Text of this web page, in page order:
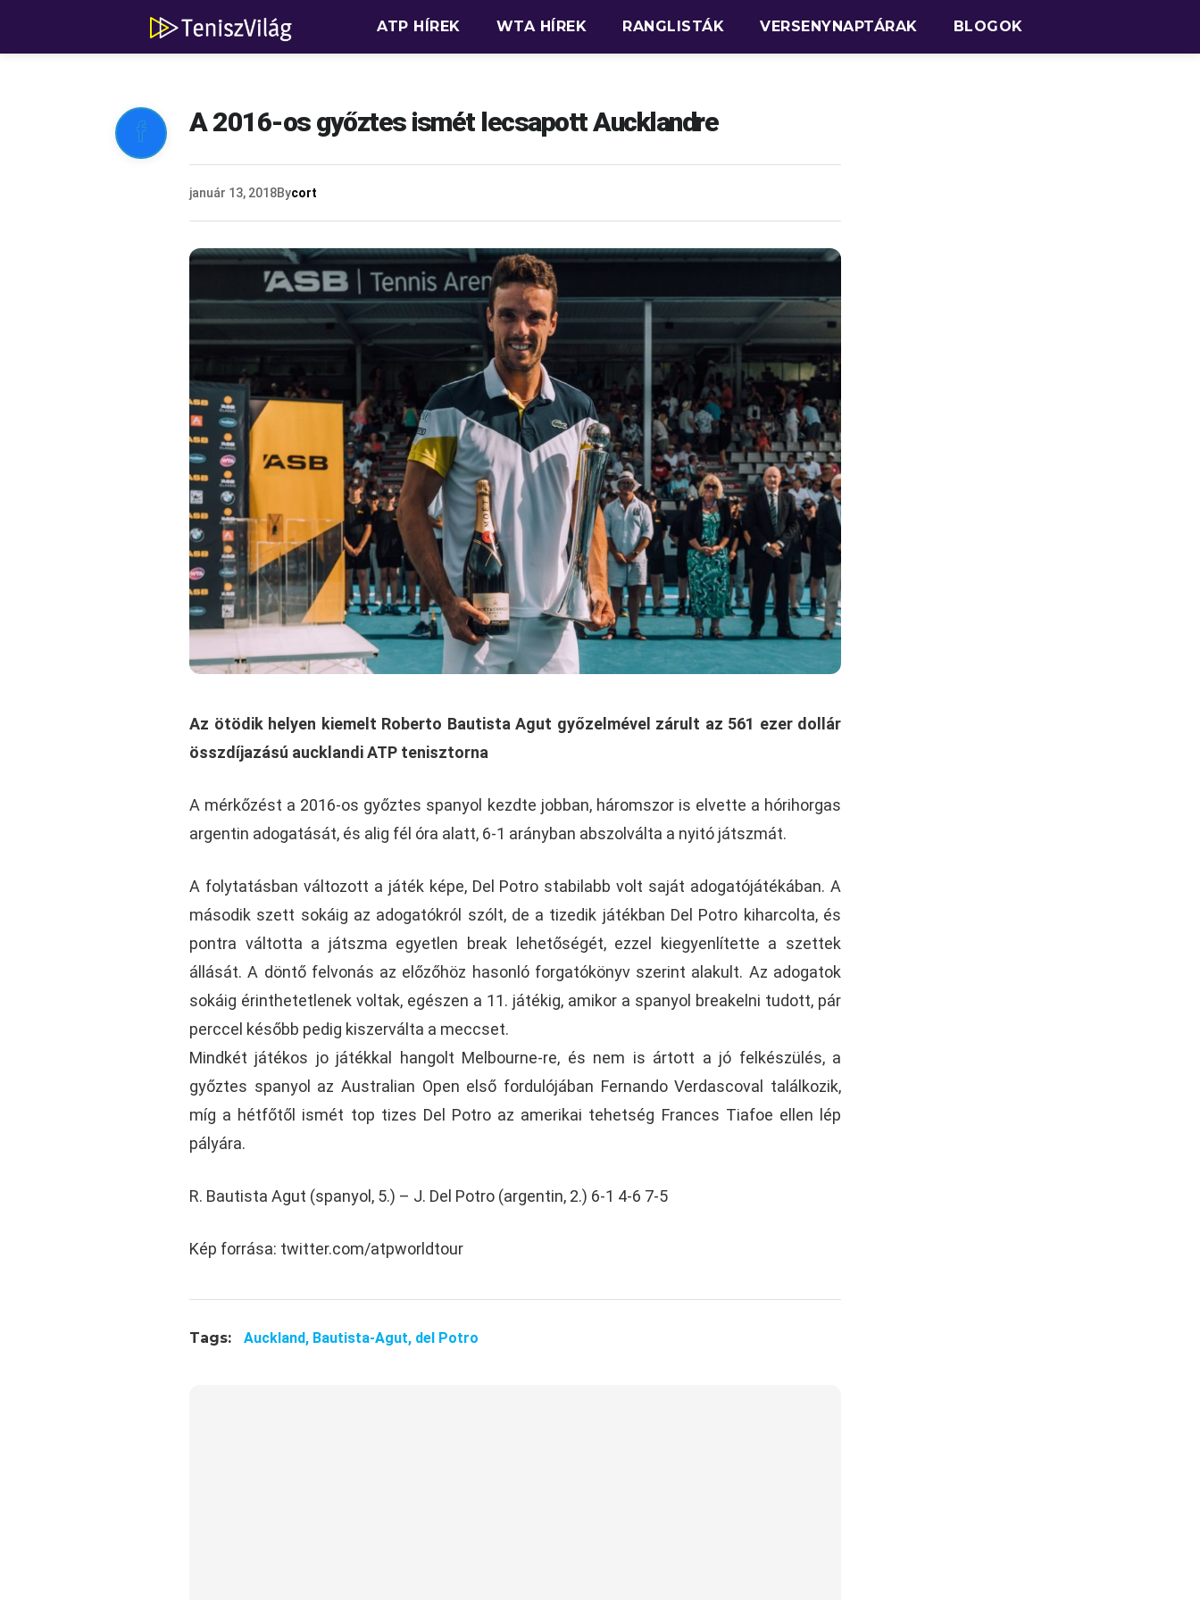
ATP HÍREK WTA HÍREK RANGLISTÁK VERSENYNAPTÁRAK BLOGOK
 A 2016-os győztes ismét lecsapott Aucklandre
január 13, 2018Bycort
Az ötödik helyen kiemelt Roberto Bautista Agut győzelmével zárult az 561 ezer dollár
összdíjazású aucklandi ATP tenisztorna
A mérkőzést a 2016-os győztes spanyol kezdte jobban, háromszor is elvette a hórihorgas
argentin adogatását, és alig fél óra alatt, 6-1 arányban abszolválta a nyitó játszmát.
A folytatásban változott a játék képe, Del Potro stabilabb volt saját adogatójátékában. A
második szett sokáig az adogatókról szólt, de a tizedik játékban Del Potro kiharcolta, és
pontra váltotta a játszma egyetlen break lehetőségét, ezzel kiegyenlítette a szettek
állását. A döntő felvonás az előzőhöz hasonló forgatókönyv szerint alakult. Az adogatok
sokáig érinthetetlenek voltak, egészen a 11. játékig, amikor a spanyol breakelni tudott, pár
perccel később pedig kiszerválta a meccset.
Mindkét játékos jo játékkal hangolt Melbourne-re, és nem is ártott a jó felkészülés, a
győztes spanyol az Australian Open első fordulójában Fernando Verdascoval találkozik,
míg a hétfőtől ismét top tizes Del Potro az amerikai tehetség Frances Tiafoe ellen lép
pályára.
R. Bautista Agut (spanyol, 5.) – J. Del Potro (argentin, 2.) 6-1 4-6 7-5
Kép forrása: twitter.com/atpworldtour
Tags: Auckland, Bautista-Agut, del Potro